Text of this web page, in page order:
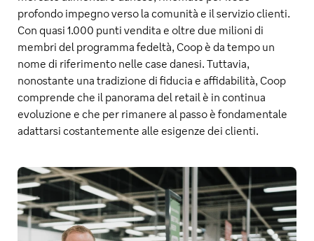
profondo impegno verso la comunità e il servizio clienti.
Con quasi 1.000 punti vendita e oltre due milioni di
membri del programma fedeltà, Coop è da tempo un
nome di riferimento nelle case danesi. Tuttavia,
nonostante una tradizione di fiducia e affidabilità, Coop
comprende che il panorama del retail è in continua
evoluzione e che per rimanere al passo è fondamentale
adattarsi costantemente alle esigenze dei clienti.